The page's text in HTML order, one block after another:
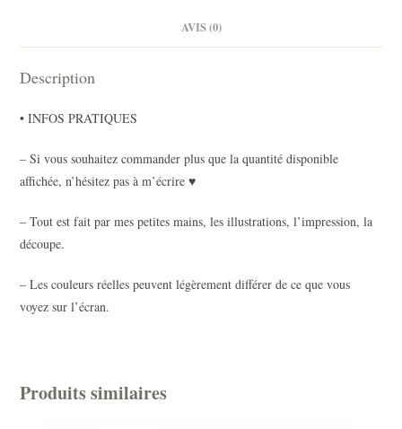
AVIS (0)
Description
• INFOS PRATIQUES
– Si vous souhaitez commander plus que la quantité disponible
affichée, n’hésitez pas à m’écrire ♥
– Tout est fait par mes petites mains, les illustrations, l’impression, la
découpe.
– Les couleurs réelles peuvent légèrement différer de ce que vous
voyez sur l’écran.
Produits similaires